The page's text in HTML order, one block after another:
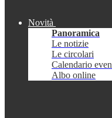
Novità
Panoramica
Le notizie
Le circolari
Calendario
Albo online